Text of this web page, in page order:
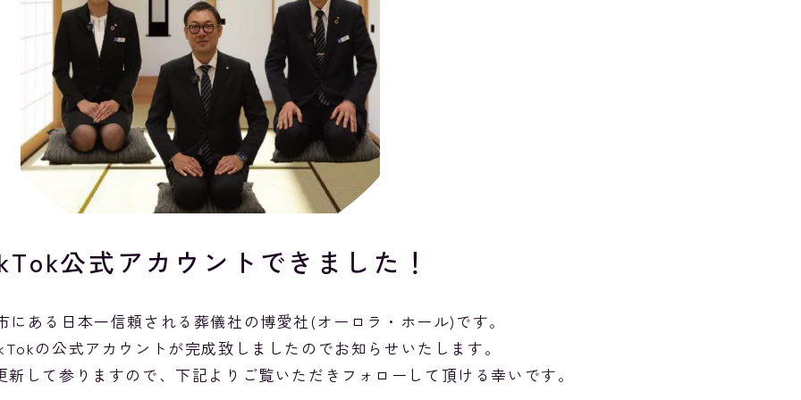
公式アカウント できました！
にある日本一信頼される葬儀社の博愛社(オーロラ・ホール)です。
の公式アカウントが完成致しましたのでお知らせいたします。
して参りますので、下記よりご覧いただきフォローして頂ける幸いです。